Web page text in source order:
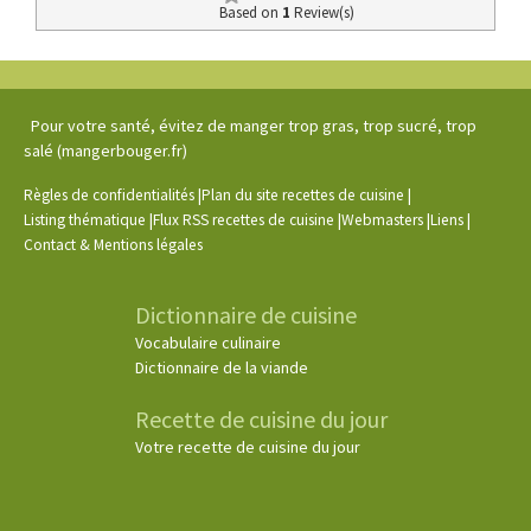
Based on 1 Review(s)
Pour votre santé, évitez de manger trop gras, trop sucré, trop
salé (mangerbouger.fr)
Règles de confidentialités|Plan du site recettes de cuisine |
Listing thématique |Flux RSS recettes de cuisine |Webmasters|Liens|
Contact & Mentions légales
Dictionnaire de cuisine
Vocabulaire culinaire
Dictionnaire de la viande
Recette de cuisine du jour
Votre recette de cuisine du jour